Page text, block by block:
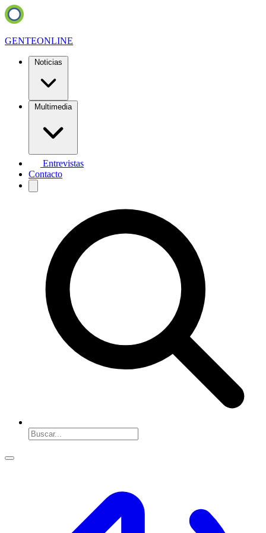
GENTEONLINE
Noticias
Multimedia
Entrevistas
Contacto